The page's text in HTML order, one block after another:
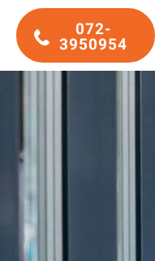
072-
3950954